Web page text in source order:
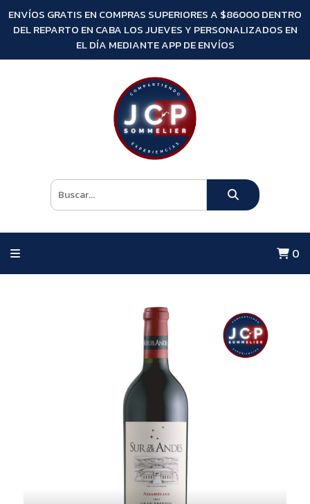
ENVÍOS GRATIS EN COMPRAS SUPERIORES A $86000 DENTRO
DEL REPARTO EN CABA LOS JUEVES Y PERSONALIZADOS EN
EL DÍA MEDIANTE APP DE ENVÍOS
0